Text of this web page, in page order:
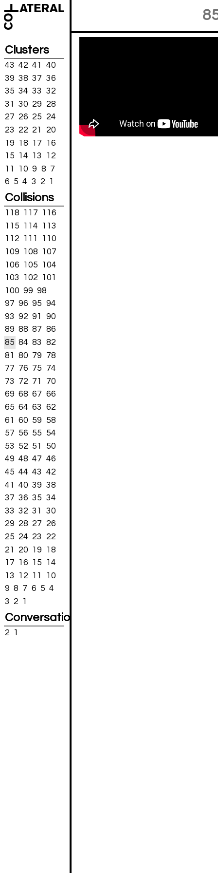
Clusters
43 42 41
40
39 38 37 36
35 34 33
32
31
30 29
28
27 26 25
24
23
22 21
20
19
18 17
16
15
14 13
12
11
10 9 8 7
6 5 4 3 2 1
Collisions
118 117
116
115
114
113
112
111
110
109
108
107
106
105
104
103
102
101
100 99 98
97 96 95 94
93 92 91
90
89 88 87 86
85 84 83
82
81
80 79
78
77 76 75
74
73
72 71
70
69 68 67 66
65 64 63
62
61
60 59
58
57 56 55
54
53
52 51
50
49 48 47 46
45 44 43
42
41
40 39 38
37 36 35 34
33 32 31
30
29 28 27
26
25 24 23
22
21
20 19
18
17
16 15
14
13
12 11
10
9 8 7 6 5 4
3
2 1
Conversations
2 1